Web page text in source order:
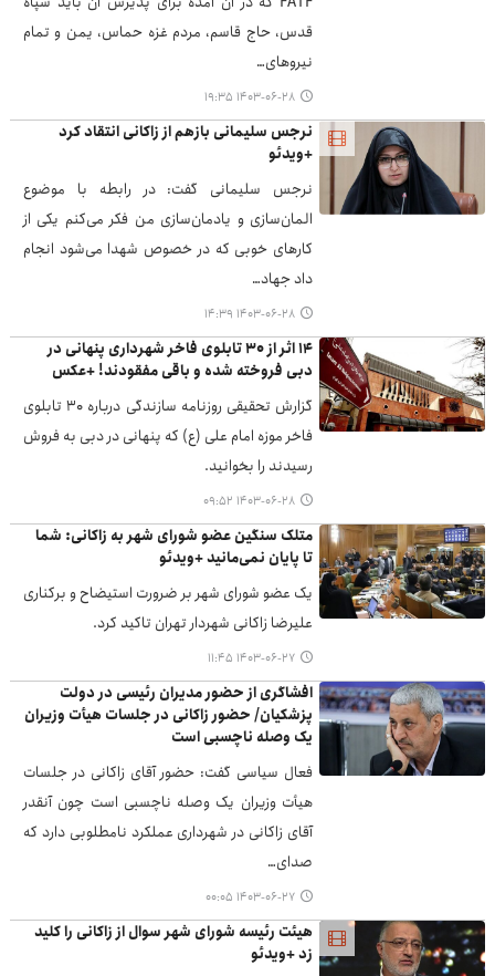
قدس، حاج قاسم، مردم غزه حماس، یمن و تمام
نیروهای…
۱۴۰۳-۰۶-۲۸ ۱۹:۳۵
نرجس سلیمانی بازهم از زاکانی انتقاد کرد
+ویدئو
نرجس سلیمانی گفت: در رابطه با موضوع
المان‌سازی و یادمان‌سازی من فکر می‌کنم یکی از
کارهای خوبی که در خصوص شهدا می‌شود انجام
داد جهاد…
۱۴۰۳-۰۶-۲۸ ۱۴:۳۹
۱۴ اثر از ۳۰ تابلوی فاخر شهرداری پنهانی در
دبی فروخته شده و باقی مفقودند! +عکس
گزارش تحقیقی روزنامه سازندگی درباره ۳۰ تابلوی
فاخر موزه امام علی (ع) که پنهانی در دبی به فروش
رسیدند را بخوانید.
۱۴۰۳-۰۶-۲۸ ۰۹:۵۲
متلک سنگین عضو شورای شهر به زاکانی: شما
تا پایان نمی‌مانید +ویدئو
یک عضو شورای شهر بر ضرورت استیضاح و برکناری
علیرضا زاکانی شهردار تهران تاکید کرد.
۱۴۰۳-۰۶-۲۷ ۱۱:۴۵
افشاگری از حضور مدیران رئیسی در دولت
پزشکیان/ حضور زاکانی در جلسات هیأت وزیران
یک وصله ناچسبی است
فعال سیاسی گفت: حضور آقای زاکانی در جلسات
هیأت وزیران یک وصله ناچسبی است چون آنقدر
آقای زاکانی در شهرداری عملکرد نامطلوبی دارد که
صدای…
۱۴۰۳-۰۶-۲۷ ۰۰:۰۵
هیئت رئیسه شورای شهر سوال از زاکانی را کلید
زد +ویدئو